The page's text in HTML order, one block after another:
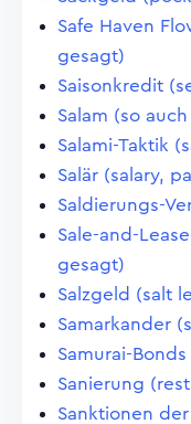
Safe Haven
gesagt)
Saisonkredit
Salam (so
Salami-Taktik
Salär (salary,
Saldierungs-
Sale-and-
gesagt)
Salzgeld (salt
Samarkander
Samurai-
Sanierung
Sanktionen